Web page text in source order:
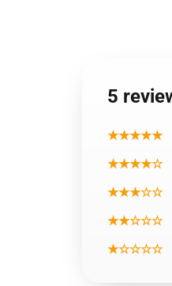
5
★★★★★
★★★★☆
★★★☆☆
★★☆☆☆
★☆☆☆☆